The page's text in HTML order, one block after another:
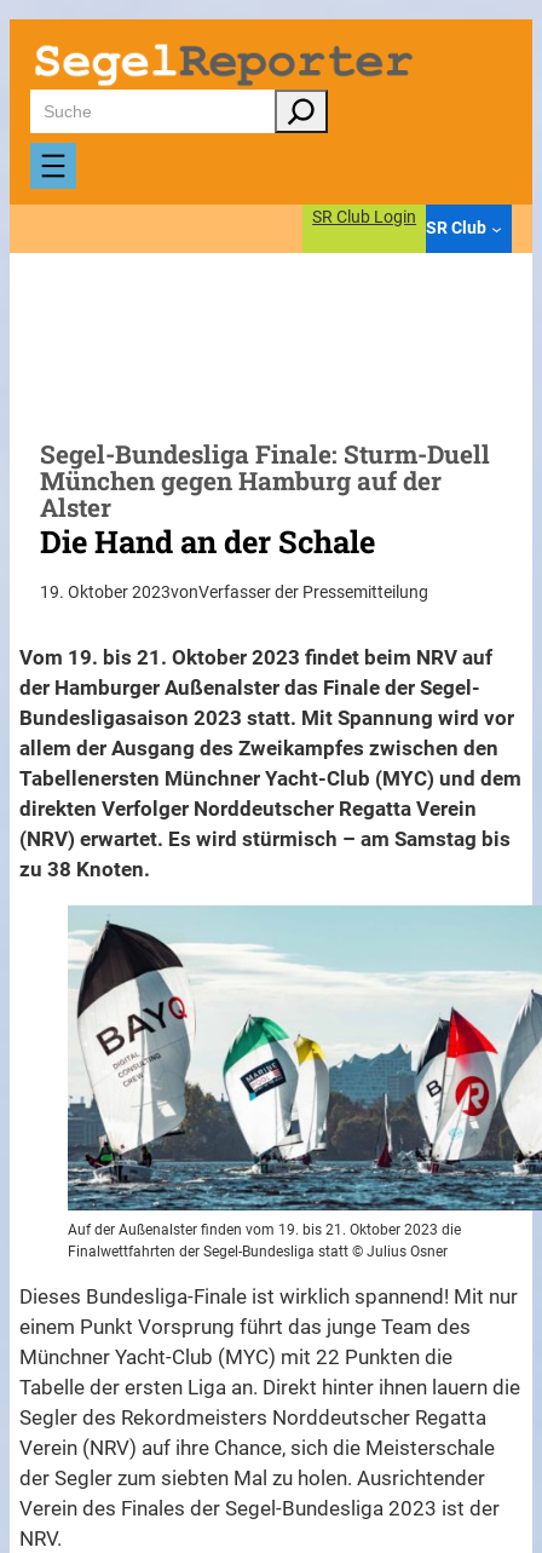
Zum
Inhalt
springen
Suchen
SR Club Login
SR Club
Segel-Bundesliga Finale: Sturm-Duell
München gegen Hamburg auf der
Alster
Die Hand an der Schale
19. Oktober 2023vonVerfasser der Pressemitteilung
Vom 19. bis 21. Oktober 2023 findet beim NRV auf
der Hamburger Außenalster das Finale der Segel-
Bundesligasaison 2023 statt. Mit Spannung wird vor
allem der Ausgang des Zweikampfes zwischen den
Tabellenersten Münchner Yacht-Club (MYC) und dem
direkten Verfolger Norddeutscher Regatta Verein
(NRV) erwartet. Es wird stürmisch – am Samstag bis
zu 38 Knoten.
Auf der Außenalster finden vom 19. bis 21. Oktober 2023 die
Finalwettfahrten der Segel-Bundesliga statt © Julius Osner
Dieses Bundesliga-Finale ist wirklich spannend! Mit nur
einem Punkt Vorsprung führt das junge Team des
Münchner Yacht-Club (MYC) mit 22 Punkten die
Tabelle der ersten Liga an. Direkt hinter ihnen lauern die
Segler des Rekordmeisters Norddeutscher Regatta
Verein (NRV) auf ihre Chance, sich die Meisterschale
der Segler zum siebten Mal zu holen. Ausrichtender
Verein des Finales der Segel-Bundesliga 2023 ist der
NRV.